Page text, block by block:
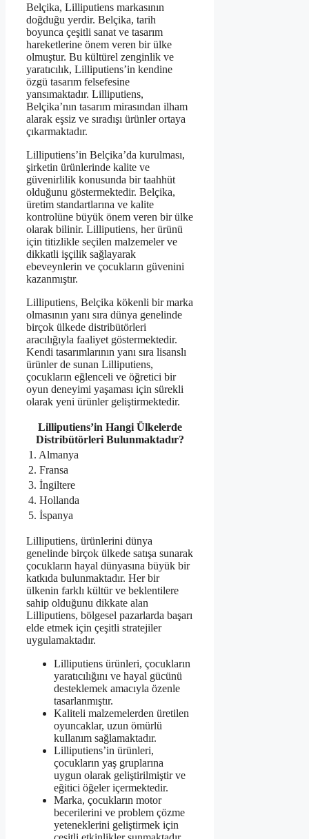
Belçika, Lilliputiens markasının
doğduğu yerdir. Belçika, tarih
boyunca çeşitli sanat ve tasarım
hareketlerine önem veren bir ülke
olmuştur. Bu kültürel zenginlik ve
yaratıcılık, Lilliputiens’in kendine
özgü tasarım felsefesine
yansımaktadır. Lilliputiens,
Belçika’nın tasarım mirasından ilham
alarak eşsiz ve sıradışı ürünler ortaya
çıkarmaktadır.
Lilliputiens’in Belçika’da kurulması,
şirketin ürünlerinde kalite ve
güvenirlilik konusunda bir taahhüt
olduğunu göstermektedir. Belçika,
üretim standartlarına ve kalite
kontrolüne büyük önem veren bir ülke
olarak bilinir. Lilliputiens, her ürünü
için titizlikle seçilen malzemeler ve
dikkatli işçilik sağlayarak
ebeveynlerin ve çocukların güvenini
kazanmıştır.
Lilliputiens, Belçika kökenli bir marka
olmasının yanı sıra dünya genelinde
birçok ülkede distribütörleri
aracılığıyla faaliyet göstermektedir.
Kendi tasarımlarının yanı sıra lisanslı
ürünler de sunan Lilliputiens,
çocukların eğlenceli ve öğretici bir
oyun deneyimi yaşaması için sürekli
olarak yeni ürünler geliştirmektedir.
Lilliputiens’in Hangi Ülkelerde
Distribütörleri Bulunmaktadır?
1. Almanya
2. Fransa
3. İngiltere
4. Hollanda
5. İspanya
Lilliputiens, ürünlerini dünya
genelinde birçok ülkede satışa sunarak
çocukların hayal dünyasına büyük bir
katkıda bulunmaktadır. Her bir
ülkenin farklı kültür ve beklentilere
sahip olduğunu dikkate alan
Lilliputiens, bölgesel pazarlarda başarı
elde etmek için çeşitli stratejiler
uygulamaktadır.
Lilliputiens ürünleri, çocukların
yaratıcılığını ve hayal gücünü
desteklemek amacıyla özenle
tasarlanmıştır.
Kaliteli malzemelerden üretilen
oyuncaklar, uzun ömürlü
kullanım sağlamaktadır.
Lilliputiens’in ürünleri,
çocukların yaş gruplarına
uygun olarak geliştirilmiştir ve
eğitici öğeler içermektedir.
Marka, çocukların motor
becerilerini ve problem çözme
yeteneklerini geliştirmek için